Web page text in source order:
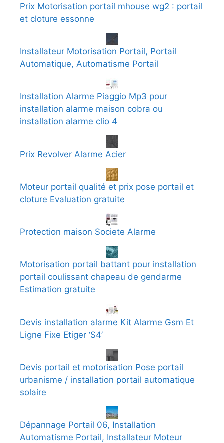
Prix Motorisation portail mhouse wg2 : portail
et cloture essonne
Installateur Motorisation Portail, Portail
Automatique, Automatisme Portail
Installation Alarme Piaggio Mp3 pour
installation alarme maison cobra ou
installation alarme clio 4
Prix Revolver Alarme Acier
Moteur portail qualité et prix pose portail et
cloture Evaluation gratuite
Protection maison Societe Alarme
Motorisation portail battant pour installation
portail coulissant chapeau de gendarme
Estimation gratuite
Devis installation alarme Kit Alarme Gsm Et
Ligne Fixe Etiger ‘S4’
Devis portail et motorisation Pose portail
urbanisme / installation portail automatique
solaire
Dépannage Portail 06, Installation
Automatisme Portail, Installateur Moteur